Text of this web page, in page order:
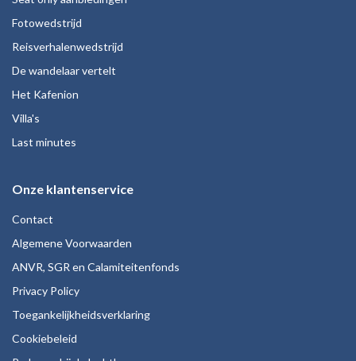
Fotowedstrijd
Reisverhalenwedstrijd
De wandelaar vertelt
Het Kafenion
Villa's
Last minutes
Onze klantenservice
Contact
Algemene Voorwaarden
ANVR, SGR en Calamiteitenfonds
Privacy Policy
Toegankelijkheidsverklaring
Cookiebeleid